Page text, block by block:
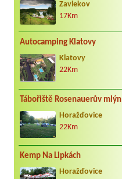
Zavlekov
17Km
Autocamping Klatovy
Klatovy
22Km
Tábořiště Rosenauerův mlýn
Horažďovice
22Km
Kemp Na Lipkách
Horažďovice